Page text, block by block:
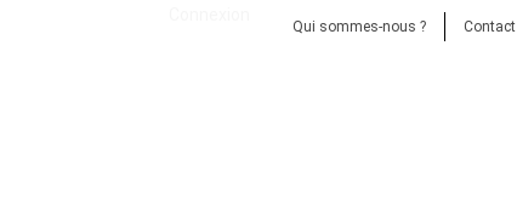
Qui sommes-nous ? Contact